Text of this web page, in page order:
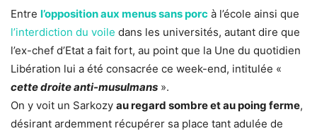
Entre l’opposition aux menus sans porc à l’école ainsi que
l’interdiction du voile dans les universités, autant dire que
l’ex-chef d’Etat a fait fort, au point que la Une du quotidien
Libération lui a été consacrée ce week-end, intitulée «
cette droite anti-musulmans ».
On y voit un Sarkozy au regard sombre et au poing ferme,
désirant ardemment récupérer sa place tant adulée de